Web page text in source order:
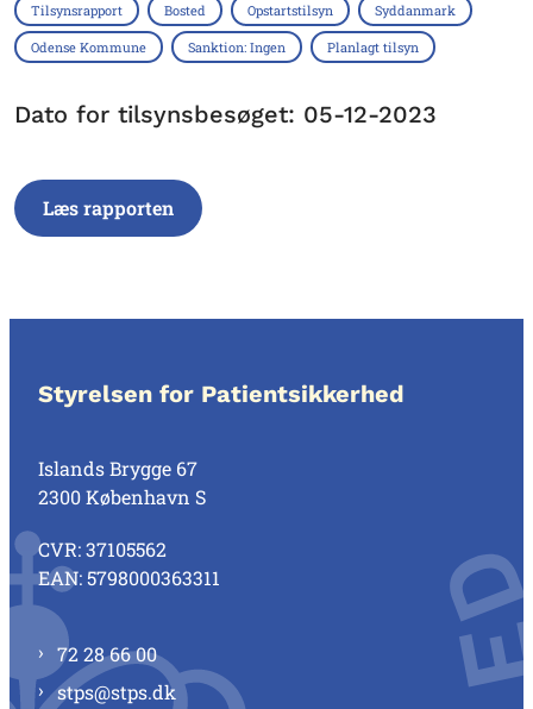
Tilsynsrapport Bosted Opstartstilsyn Syddanmark
Odense Kommune Sanktion: Ingen Planlagt tilsyn
Dato for tilsynsbesøget: 05-12-2023
Læs rapporten
Styrelsen for Patientsikkerhed
Islands Brygge 67
2300 København S
CVR: 37105562
EAN: 5798000363311
72 28 66 00
stps@stps.dk